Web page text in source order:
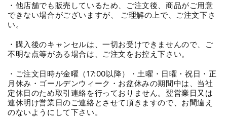
・他店舗でも販売しているため、ご注文後、商品がご用意
できない場合がございますが、 ご理解の上で、ご注文下さ
い。
・購入後のキャンセルは、一切お受けできませんので、ご
不明な点等がある場合は、ご注文をお控え下さい。
・ご注文日時が金曜（17:00以降）・土曜・日曜・祝日・正
月休み・ゴールデンウィーク・お盆休みの期間中は、当社
定休日のため取引連絡を行っておりません。翌営業日又は
連休明け営業日のご連絡とさせて頂きますので、お間違え
のないようにして下さい。